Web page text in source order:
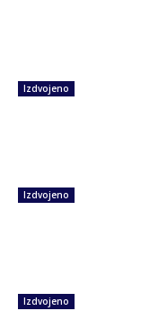
Izdvojeno
Izdvojeno
Izdvojeno